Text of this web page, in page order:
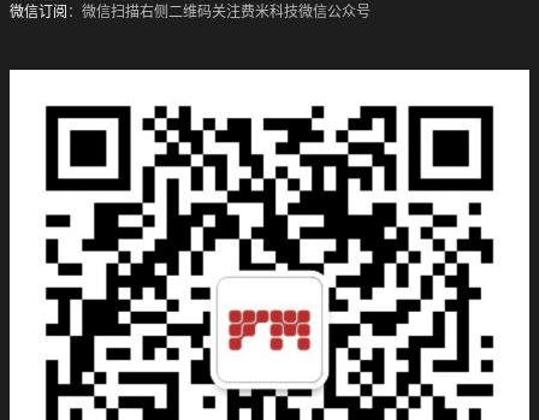
微信订阅 ：微信扫描右侧二维码关注费米科技微信公众号